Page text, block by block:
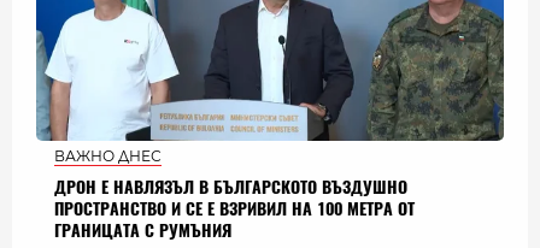
ВАЖНО ДНЕС
ДРОН Е НАВЛЯЗЪЛ В БЪЛГАРСКОТО ВЪЗДУШНО
ПРОСТРАНСТВО И СЕ Е ВЗРИВИЛ НА 100 МЕТРА ОТ
ГРАНИЦАТА С РУМЪНИЯ